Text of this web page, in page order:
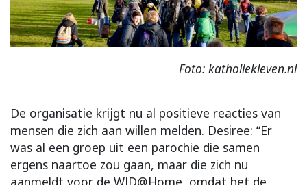
Foto: katholiekleven.nl
De organisatie krijgt nu al positieve reacties van
mensen die zich aan willen melden. Desiree: “Er
was al een groep uit een parochie die samen
ergens naartoe zou gaan, maar die zich nu
aanmeldt voor de WJD@Home, omdat het de